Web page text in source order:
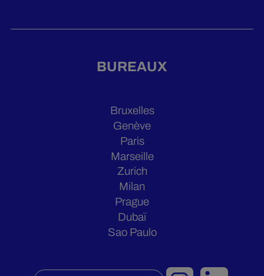
BUREAUX
Bruxelles
Genève
Paris
Marseille
Zurich
Milan
Prague
Dubaï
Sao Paulo